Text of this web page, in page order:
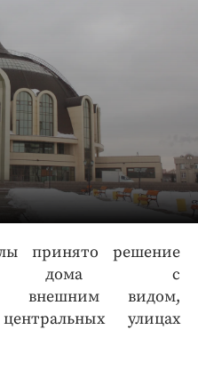
принято решение
дома с
внешним видом,
улицах